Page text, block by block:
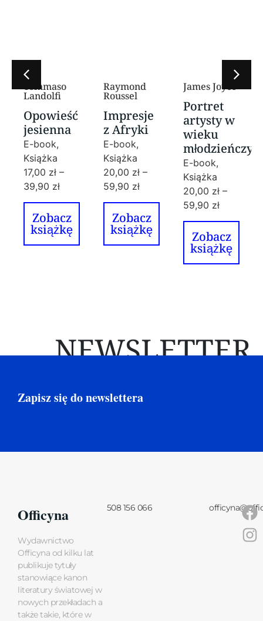
Tommaso
Landolfi
Opowieść
jesienna
E-book,
Książka
17,00 zł –
39,90 zł
Zobacz
książkę
Raymond
Roussel
Impresje
z Afryki
E-book,
Książka
20,00 zł –
59,90 zł
Zobacz
książkę
James Joyce
Portret
artysty w
wieku
E-book,
Książka
20,00 zł –
59,90 zł
Zobacz
książkę
NEWSLETTER
Zapisz się do newslettera
Officyna
Wydawnictwo
Officyna od kilku lat
publikuje tytuły
stanowiące kanon
literatury światowej w
nowych przekładach a
także takie, które w
508 156 066